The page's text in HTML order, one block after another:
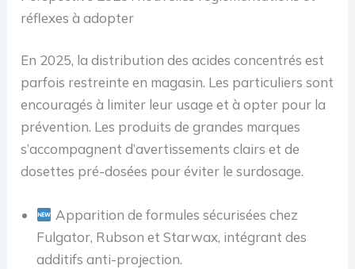
réflexes à adopter
En 2025, la distribution des acides concentrés est
parfois restreinte en magasin. Les particuliers sont
encouragés à limiter leur usage et à opter pour la
prévention. Les produits de grandes marques
s’accompagnent d’avertissements clairs et de
dosettes pré-dosées pour éviter le surdosage.
Apparition de formules sécurisées chez
Fulgator, Rubson et Starwax, intégrant des
additifs anti-projection.